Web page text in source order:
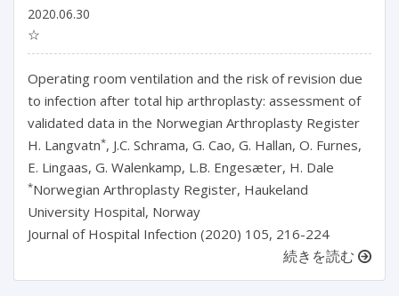
2020.06.30
☆
Operating room ventilation and the risk of revision due
to infection after total hip arthroplasty: assessment of
validated data in the Norwegian Arthroplasty Register
H. Langvatn*, J.C. Schrama, G. Cao, G. Hallan, O. Furnes,
E. Lingaas, G. Walenkamp, L.B. Engesæter, H. Dale
*Norwegian Arthroplasty Register, Haukeland
University Hospital, Norway
Journal of Hospital Infection (2020) 105, 216-224
続きを読む